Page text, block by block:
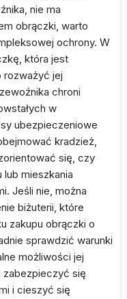
nie ma
obrączki, warto
ochrony. W
która jest
jej
chroni
w
ubezpieczeniowe
kradzież,
się, czy
mieszkania
Jeśli nie, można
biżuterii, które
zakupu obrączki o
sprawdzić warunki
możliwości jej
zabezpieczyć się
i cieszyć się